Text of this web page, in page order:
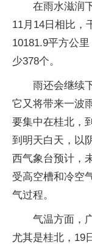
在雨水滋润
11月14日相比，
10181.9平方公
少378个。
雨还会继续
它又将带来一波
要集中在桂北，
到明天白天，以
西气象台预计，
受高空槽和冷空
气过程。
气温方面，
尤其是桂北，19